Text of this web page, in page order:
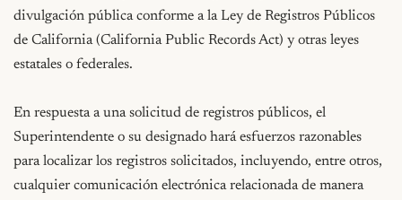
divulgación pública conforme a la Ley de Registros Públicos
de California (California Public Records Act) y otras leyes
estatales o federales.
En respuesta a una solicitud de registros públicos, el
Superintendente o su designado hará esfuerzos razonables
para localizar los registros solicitados, incluyendo, entre otros,
cualquier comunicación electrónica relacionada de manera